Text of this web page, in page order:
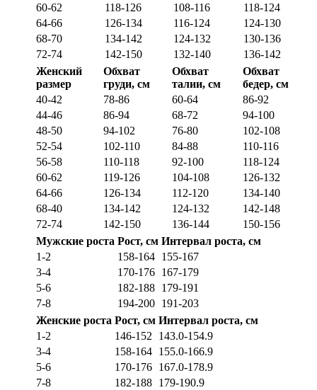
60-62
118-126 108-116
118-124
64-66
126-134 116-124
124-130
68-70
134-142 124-132
130-136
72-74
142-150 132-140
136-142
Женский
размер
Обхват
груди, см
Обхват
талии, см
Обхват
бедер, см
40-42
78-86 60-64
86-92
44-46
86-94 68-72
94-100
48-50
94-102 76-80
102-108
52-54
102-110 84-88
110-116
56-58
110-118 92-100
118-124
60-62
119-126 104-108
126-132
64-66
126-134 112-120
134-140
68-40
134-142 124-132
142-148
72-74
142-150 136-144
150-156
Мужские роста Рост, см Интервал роста, см
1-2
158-164 155-167
3-4
170-176 167-179
5-6
182-188 179-191
7-8
194-200 191-203
Женские роста Рост, см Интервал роста, см
1-2
146-152
143.0-154.9
3-4
158-164 155.0-166.9
5-6
170-176 167.0-178.9
7-8
182-188 179-190.9